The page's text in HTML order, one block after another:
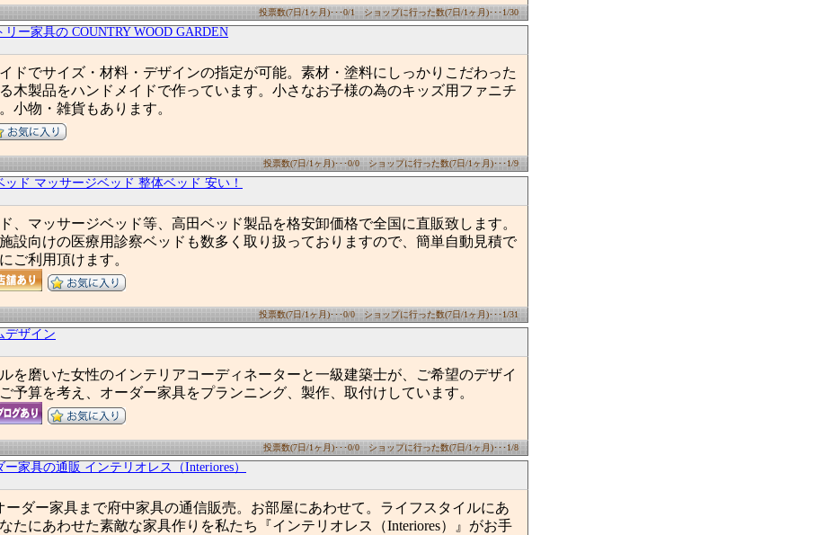
投票数(7日/1ヶ月)･･･0/1 ショップに行った数(7日/1ヶ月)･･･1/30
リー家具の COUNTRY WOOD GARDEN
ドでサイズ・材料・デザインの指定が可能。素材・塗料にしっかりこだわった
木製品をハンドメイドで作っています。小さなお子様の為のキッズ用ファニチ
小物・雑貨もあります。
投票数(7日/1ヶ月)･･･0/0 ショップに行った数(7日/1ヶ月)･･･1/9
ッド マッサージベッド 整体ベッド 安い！
、マッサージベッド等、高田ベッド製品を格安卸価格で全国に直販致します。
設向けの医療用診察ベッドも数多く取り扱っておりますので、簡単自動見積で
ご利用頂けます。
投票数(7日/1ヶ月)･･･0/0 ショップに行った数(7日/1ヶ月)･･･1/31
デザイン
を磨いた女性のインテリアコーディネーターと一級建築士が、ご希望のデザイ
予算を考え、オーダー家具をプランニング、製作、取付けしています。
投票数(7日/1ヶ月)･･･0/0 ショップに行った数(7日/1ヶ月)･･･1/8
ー家具の通販 インテリオレス（Interiores）
ーダー家具まで府中家具の通信販売。お部屋にあわせて。ライフスタイルにあ
たにあわせた素敵な家具作りを私たち『インテリオレス（Interiores）』がお手